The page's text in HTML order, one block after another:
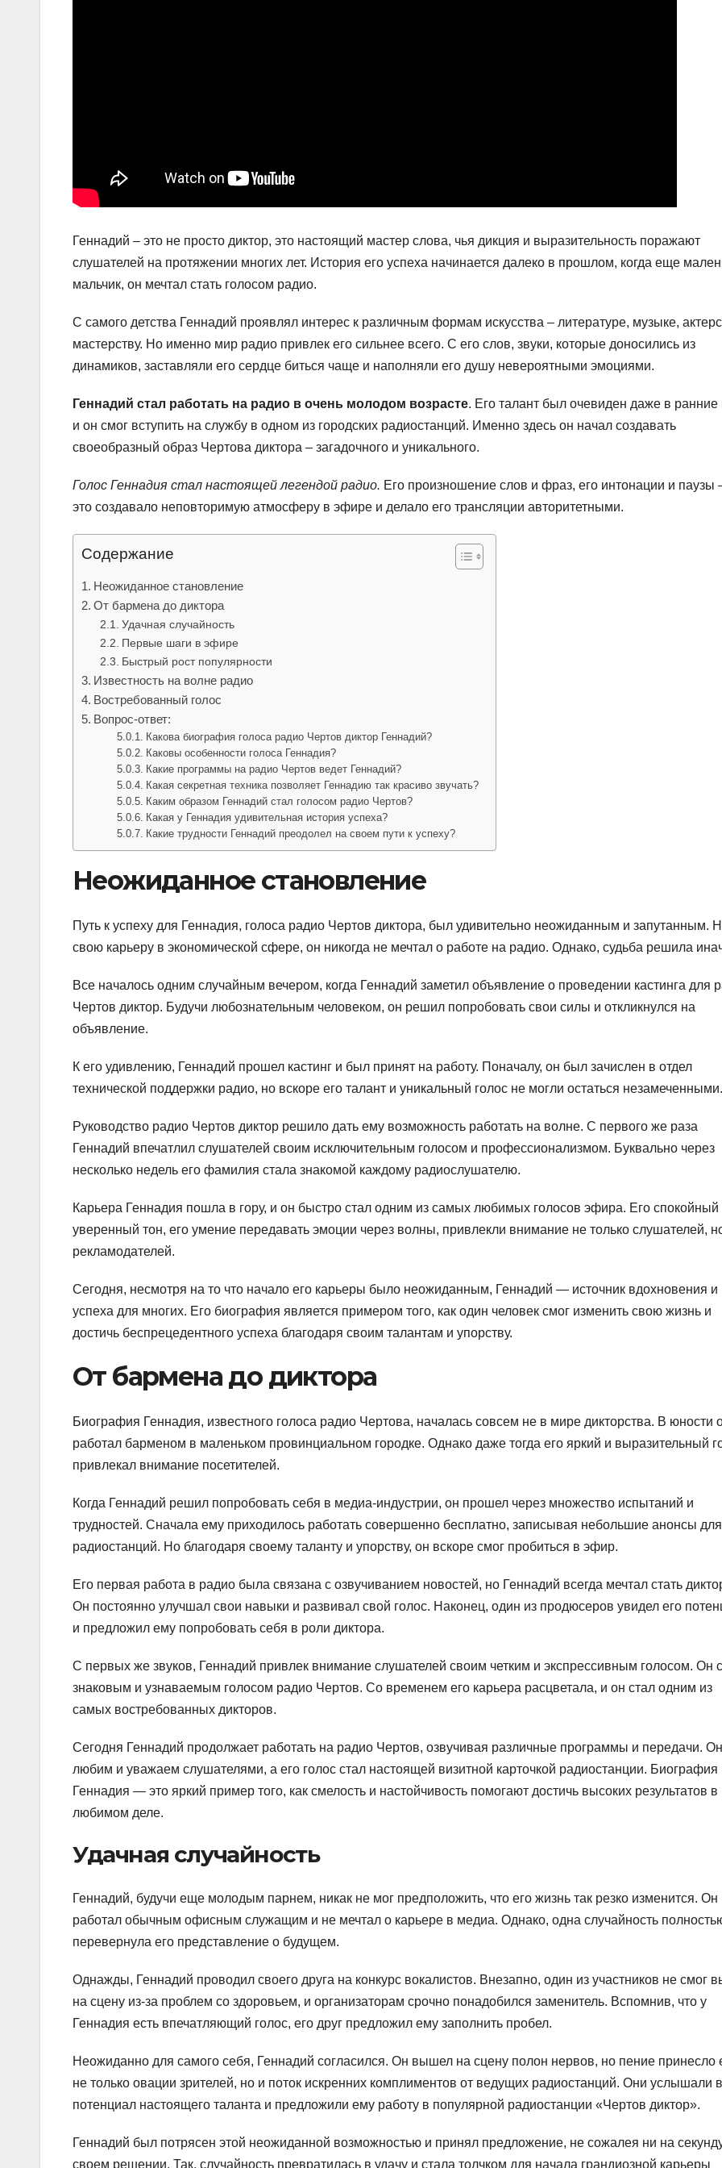
Геннадий – это не просто диктор, это настоящий мастер слова, чья дикция и выразительность поражают
слушателей на протяжении многих лет. История его успеха начинается далеко в прошлом, когда еще
мальчик, он мечтал стать голосом радио.
С самого детства Геннадий проявлял интерес к различным формам искусства – литературе, музыке,
мастерству. Но именно мир радио привлек его сильнее всего. С его слов, звуки, которые доносились из
динамиков, заставляли его сердце биться чаще и наполняли его душу невероятными эмоциями.
Геннадий стал работать на радио в очень молодом возрасте. Его талант был очевиден даже в ранние
и он смог вступить на службу в одном из городских радиостанций. Именно здесь он начал создавать
своеобразный образ Чертова диктора – загадочного и уникального.
Голос Геннадия стал настоящей легендой радио. Его произношение слов и фраз, его интонации и паузы
это создавало неповторимую атмосферу в эфире и делало его трансляции авторитетными.
Содержание
Неожиданное становление
От бармена до диктора
Удачная случайность
Первые шаги в эфире
Быстрый рост популярности
Известность на волне радио
Востребованный голос
Вопрос-ответ:
Какова биография голоса радио Чертов диктор Геннадий?
Каковы особенности голоса Геннадия?
Какие программы на радио Чертов ведет Геннадий?
Какая секретная техника позволяет Геннадию так красиво звучать?
Каким образом Геннадий стал голосом радио Чертов?
Какая у Геннадия удивительная история успеха?
Какие трудности Геннадий преодолел на своем пути к успеху?
Неожиданное становление
Путь к успеху для Геннадия, голоса радио Чертов диктора, был удивительно неожиданным и запутанным.
свою карьеру в экономической сфере, он никогда не мечтал о работе на радио. Однако, судьба решила
Все началось одним случайным вечером, когда Геннадий заметил объявление о проведении кастинга для
Чертов диктор. Будучи любознательным человеком, он решил попробовать свои силы и откликнулся на
объявление.
К его удивлению, Геннадий прошел кастинг и был принят на работу. Поначалу, он был зачислен в отдел
технической поддержки радио, но вскоре его талант и уникальный голос не могли остаться незамеченными.
Руководство радио Чертов диктор решило дать ему возможность работать на волне. С первого же раза
Геннадий впечатлил слушателей своим исключительным голосом и профессионализмом. Буквально через
несколько недель его фамилия стала знакомой каждому радиослушателю.
Карьера Геннадия пошла в гору, и он быстро стал одним из самых любимых голосов эфира. Его спокойный
уверенный тон, его умение передавать эмоции через волны, привлекли внимание не только слушателей,
рекламодателей.
Сегодня, несмотря на то что начало его карьеры было неожиданным, Геннадий — источник вдохновения и
успеха для многих. Его биография является примером того, как один человек смог изменить свою жизнь и
достичь беспрецедентного успеха благодаря своим талантам и упорству.
От бармена до диктора
Биография Геннадия, известного голоса радио Чертова, началась совсем не в мире дикторства. В юности
работал барменом в маленьком провинциальном городке. Однако даже тогда его яркий и выразительный
привлекал внимание посетителей.
Когда Геннадий решил попробовать себя в медиа-индустрии, он прошел через множество испытаний и
трудностей. Сначала ему приходилось работать совершенно бесплатно, записывая небольшие анонсы для
радиостанций. Но благодаря своему таланту и упорству, он вскоре смог пробиться в эфир.
Его первая работа в радио была связана с озвучиванием новостей, но Геннадий всегда мечтал стать
Он постоянно улучшал свои навыки и развивал свой голос. Наконец, один из продюсеров увидел его
и предложил ему попробовать себя в роли диктора.
С первых же звуков, Геннадий привлек внимание слушателей своим четким и экспрессивным голосом. Он
знаковым и узнаваемым голосом радио Чертов. Со временем его карьера расцветала, и он стал одним из
самых востребованных дикторов.
Сегодня Геннадий продолжает работать на радио Чертов, озвучивая различные программы и передачи. Он
любим и уважаем слушателями, а его голос стал настоящей визитной карточкой радиостанции. Биография
Геннадия — это яркий пример того, как смелость и настойчивость помогают достичь высоких результатов в
любимом деле.
Удачная случайность
Геннадий, будучи еще молодым парнем, никак не мог предположить, что его жизнь так резко изменится. Он
работал обычным офисным служащим и не мечтал о карьере в медиа. Однако, одна случайность
перевернула его представление о будущем.
Однажды, Геннадий проводил своего друга на конкурс вокалистов. Внезапно, один из участников не смог
на сцену из-за проблем со здоровьем, и организаторам срочно понадобился заменитель. Вспомнив, что у
Геннадия есть впечатляющий голос, его друг предложил ему заполнить пробел.
Неожиданно для самого себя, Геннадий согласился. Он вышел на сцену полон нервов, но пение принесло
не только овации зрителей, но и поток искренних комплиментов от ведущих радиостанций. Они услышали
потенциал настоящего таланта и предложили ему работу в популярной радиостанции «Чертов диктор».
Геннадий был потрясен этой неожиданной возможностью и принял предложение, не сожалея ни на
своем решении. Так, случайность превратилась в удачу и стала толчком для начала грандиозной карьеры